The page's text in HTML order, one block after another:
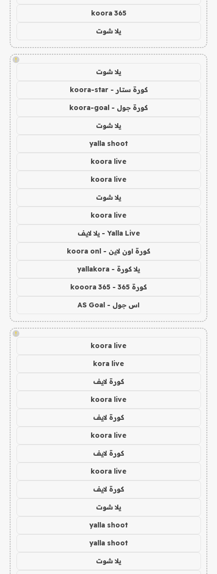
koora 365
يلا شوت
!
يلا شوت
كورة ستار - koora-star
كورة جول - koora-goal
يلا شوت
yalla shoot
koora live
koora live
يلا شوت
koora live
Yalla Live - يلا لايف
كورة اون لاين - koora onl
يلا كورة - yallakora
كورة 365 - kooora 365
اس جول - AS Goal
!
koora live
kora live
كورة لايف
koora live
كورة لايف
koora live
كورة لايف
koora live
كورة لايف
يلا شوت
yalla shoot
yalla shoot
يلا شوت